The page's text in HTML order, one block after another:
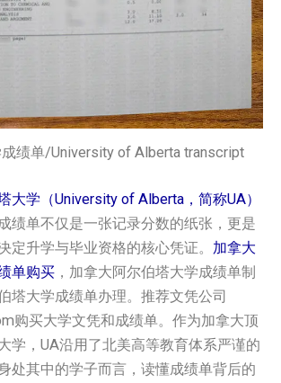
绩单/University of Alberta transcript
大学（University of Alberta，简称UA）
绩单不仅是一张记录分数的纸张，更是
定升学与毕业资格的核心凭证。 加拿大
单购买 ，加拿大阿尔伯塔大学成绩单制
塔大学成绩单办理。推荐文凭公司
购买大学文凭和成绩单。作为加拿大顶
学，UA沿用了北美高等教育体系严谨的
处其中的学子而言，读懂成绩单背后的